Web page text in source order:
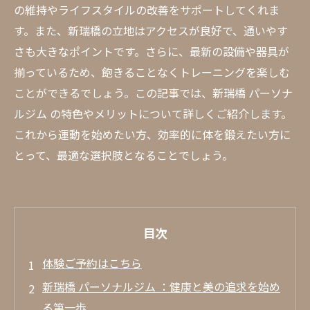
の維持やライフスタイルの改善をサポートしてくれま
す。また、新瑞橋の立地はアクセスが良好で、通いやす
さも大きなポイントです。さらに、最新の設備や器具が
揃っているため、飽きることなくトレーニングを楽しむ
ことができるでしょう。この記事では、新瑞橋 パーソナ
ルジム の特色やメリットについて詳しくご紹介します。
これから運動を始めたい方、効率的に体を鍛えたい方に
とって、最適な選択肢となることでしょう。
目次
体験ご予約はこちら
新瑞橋 パーソナルジム ：健康と美の追求を始め